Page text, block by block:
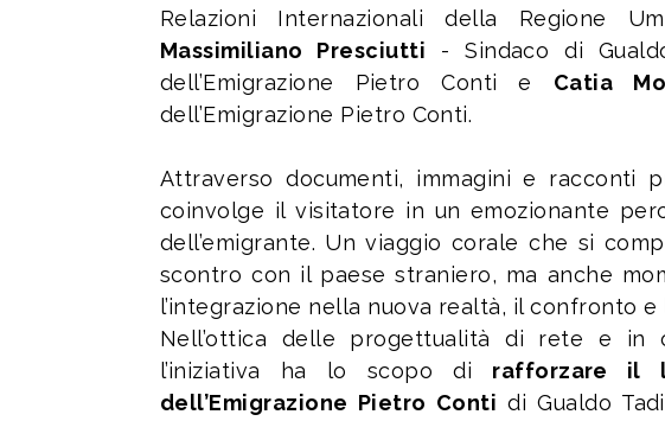
Relazioni Internazionali della Regione
Massimiliano Presciutti - Sindaco di
dell’Emigrazione Pietro Conti e Catia
dell’Emigrazione Pietro Conti.
Attraverso documenti, immagini e racconti
coinvolge il visitatore in un emozionante
dell’emigrante. Un viaggio corale che si
scontro con il paese straniero, ma anche
l’integrazione nella nuova realtà, il confronto
Nell’ottica delle progettualità di rete e in
l’iniziativa ha lo scopo di rafforzare il
dell’Emigrazione Pietro Conti di Gualdo